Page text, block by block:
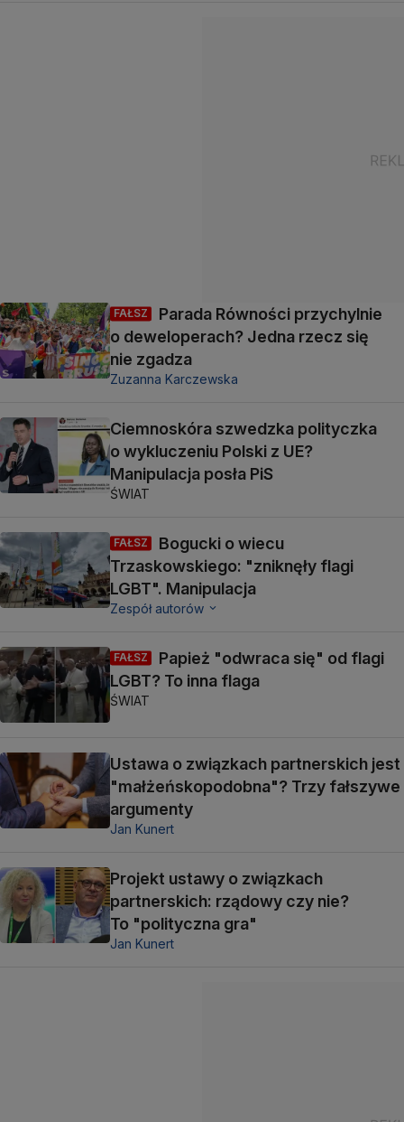
FAŁSZ
Parada Równości przychylnie
o deweloperach? Jedna rzecz się
nie zgadza
Zuzanna Karczewska
Ciemnoskóra szwedzka polityczka
o wykluczeniu Polski z UE?
Manipulacja posła PiS
ŚWIAT
FAŁSZ
Bogucki o wiecu
Trzaskowskiego: "zniknęły flagi
LGBT". Manipulacja
Zespół autorów
FAŁSZ
Papież "odwraca się" od flagi
LGBT? To inna flaga
ŚWIAT
Ustawa o związkach partnerskich jest
"małżeńskopodobna"? Trzy fałszywe
argumenty
Jan Kunert
Projekt ustawy o związkach
partnerskich: rządowy czy nie?
To "polityczna gra"
Jan Kunert